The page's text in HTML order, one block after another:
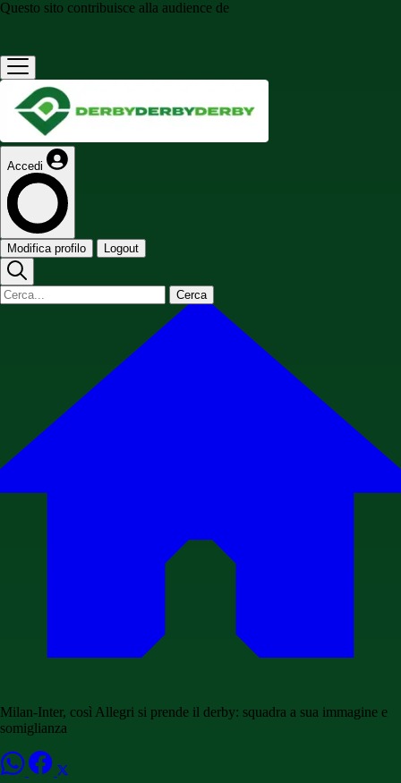
Questo sito contribuisce alla audience de
Accedi
Modifica profilo Logout
Cerca
Milan-Inter, così Allegri si prende il derby: squadra a sua immagine e
somiglianza